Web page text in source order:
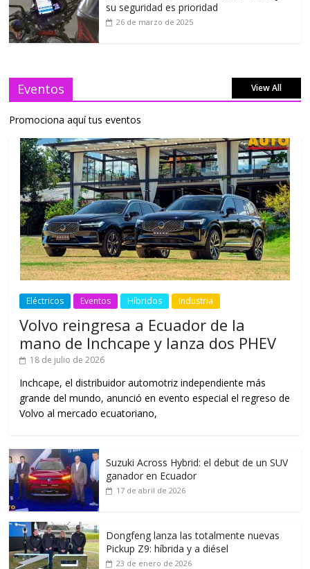
su seguridad es prioridad
26 de marzo de 2025
Eventos View All
Promociona aquí tus eventos
Eléctricos Eventos Híbridos Industria
Volvo reingresa a Ecuador de la
mano de Inchcape y lanza dos PHEV
18 de julio de 2026
Inchcape, el distribuidor automotriz independiente más
grande del mundo, anunció en evento especial el regreso de
Volvo al mercado ecuatoriano,
Suzuki Across Hybrid: el debut de un SUV
ganador en Ecuador
17 de abril de 2026
Dongfeng lanza las totalmente nuevas
Pickup Z9: híbrida y a diésel
23 de enero de 2026